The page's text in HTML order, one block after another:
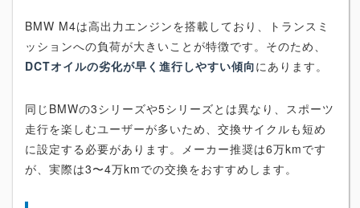
BMW M4は高出力エンジンを搭載しており、トランスミ
ッションへの負荷が大きいことが特徴です。そのため、
DCTオイルの劣化が早く進行しやすい傾向にあります。
同じBMWの3シリーズや5シリーズとは異なり、スポーツ
走行を楽しむユーザーが多いため、交換サイクルも短め
に設定する必要があります。メーカー推奨は6万kmです
が、実際は3〜4万kmでの交換をおすすめします。